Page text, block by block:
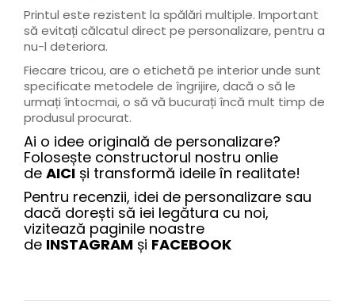
Printul este rezistent la spălări multiple. Important
să evitați călcatul direct pe personalizare, pentru a
nu-l deteriora.
Fiecare tricou, are o etichetă pe interior unde sunt
specificate metodele de îngrijire, dacă o să le
urmați întocmai, o să vă bucurați încă mult timp de
produsul procurat.
Ai o idee originală de personalizare?
Folosește constructorul nostru onlie
de AICI și transformă ideile în realitate!
Pentru recenzii, idei de personalizare sau
dacă dorești să iei legătura cu noi,
vizitează paginile noastre
de INSTAGRAM și FACEBOOK